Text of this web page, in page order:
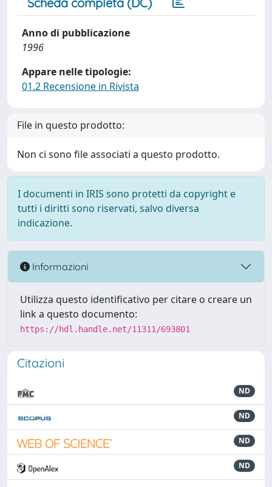
Anno di pubblicazione
1996
Appare nelle tipologie:
01.2 Recensione in Rivista
File in questo prodotto:
Non ci sono file associati a questo prodotto.
I documenti in IRIS sono protetti da copyright e
tutti i diritti sono riservati, salvo diversa
indicazione.
Informazioni
Utilizza questo identificativo per citare o creare un
link a questo documento:
https://hdl.handle.net/11311/693801
Citazioni
ND
ND
ND
ND